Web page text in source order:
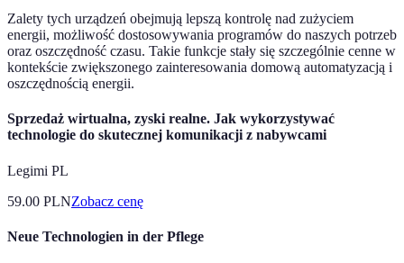
Zalety tych urządzeń obejmują lepszą kontrolę nad zużyciem
energii, możliwość dostosowywania programów do naszych potrzeb
oraz oszczędność czasu. Takie funkcje stały się szczególnie cenne w
kontekście zwiększonego zainteresowania domową automatyzacją i
oszczędnością energii.
Sprzedaż wirtualna, zyski realne. Jak wykorzystywać
technologie do skutecznej komunikacji z nabywcami
Legimi PL
59.00 PLNZobacz cenę
Neue Technologien in der Pflege